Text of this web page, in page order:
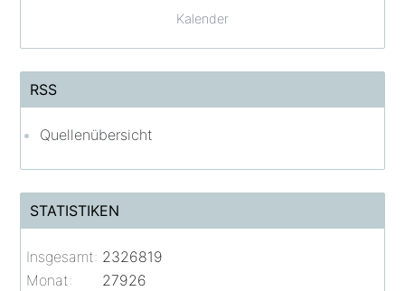
Kalender
RSS
Quellenübersicht
STATISTIKEN
Insgesamt: 2326819
Monat:
27926